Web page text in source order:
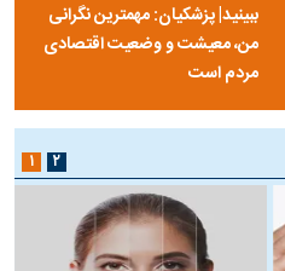
ببینید| پزشکیان: مهمترین نگرانی
من، معیشت و وضعیت اقتصادی
مردم است
۱ ۲